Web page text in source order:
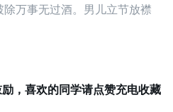
万事无过酒。男儿立节放襟
，喜欢的同学请点赞充电收藏